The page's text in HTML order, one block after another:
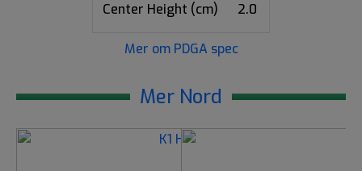
Center Height (cm)
2.0
Mer om PDGA spec
Mer Nord